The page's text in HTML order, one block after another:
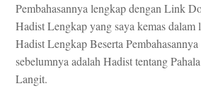
Pembahasannya lengkap dengan Link
Hadist Lengkap yang saya kemas
Hadist Lengkap Beserta
sebelumnya adalah Hadist tentang
Langit.